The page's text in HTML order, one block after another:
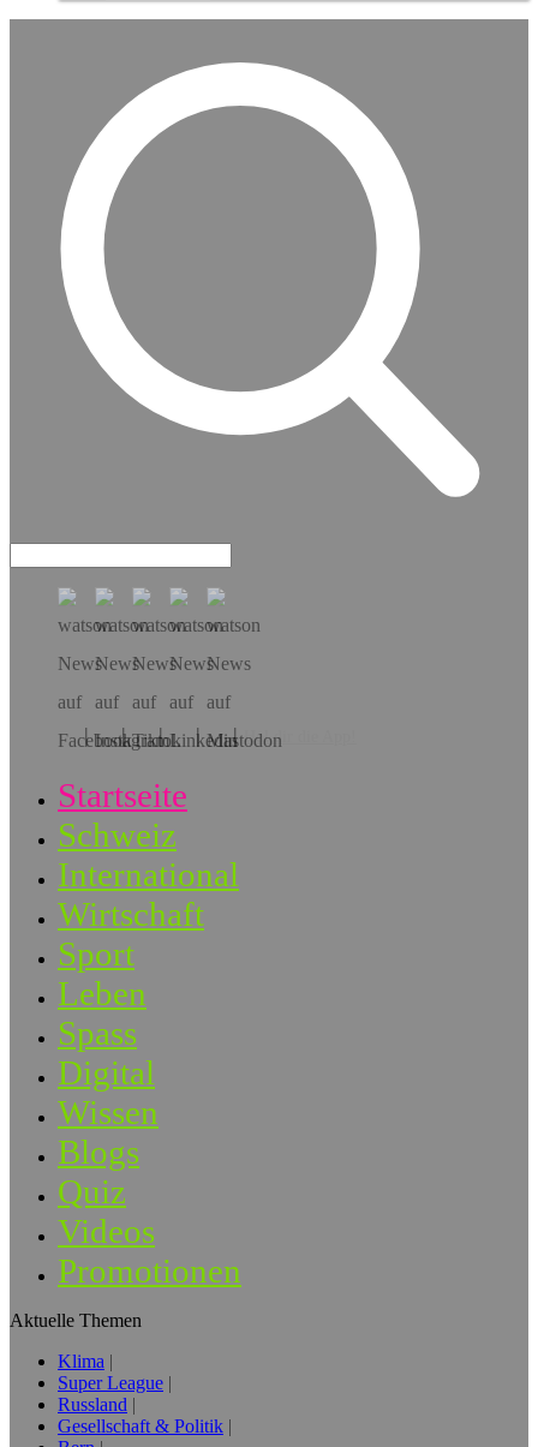
Hol dir die App!
Startseite
Schweiz
International
Wirtschaft
Sport
Leben
Spass
Digital
Wissen
Blogs
Quiz
Videos
Promotionen
Aktuelle Themen
Klima
Super League
Russland
Gesellschaft & Politik